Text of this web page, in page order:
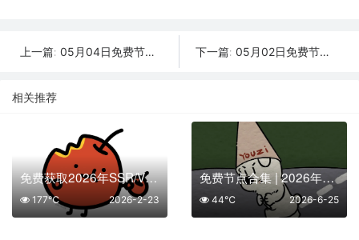
上一篇: 05月04日免费节点数量36个,地区有韩国|法国|印度|菲律宾|俄罗斯,2025年SSR|V2ray|Shadowrocket|Clash订阅链接 下一篇: 05月02日免费节点数量22个,地区有香港|英国|越南|土耳其|意大利,2025年SSR|V2ray|Shadowrocket|Clash订阅链接
相关推荐
免费获取2026年SSR/V2Ray/Clash节点 | 02月23日可用
2026-2-23
177℃
免费节点合集 | 2026年6月25日SSR/V2Ray/Clash订阅整理
2026-6-25
44℃